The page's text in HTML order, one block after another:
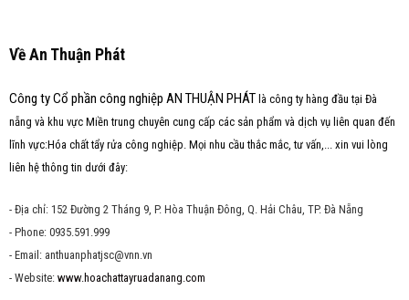
Về An Thuận Phát
Công ty Cổ phần công nghiệp AN THUẬN PHÁT là công ty hàng đầu tại Đà
nẵng và khu vực Miền trung chuyên cung cấp các sản phẩm và dịch vụ liên quan đến
lĩnh vực:Hóa chất tẩy rửa công nghiệp. Mọi nhu cầu thắc mắc, tư vấn,... xin vui lòng
liên hệ thông tin dưới đây:
- Địa chỉ: 152 Đường 2 Tháng 9, P. Hòa Thuận Đông, Q. Hải Châu, TP. Đà Nẵng
- Phone: 0935.591.999
- Email: anthuanphatjsc@vnn.vn
- Website: www.hoachattayruadanang.com